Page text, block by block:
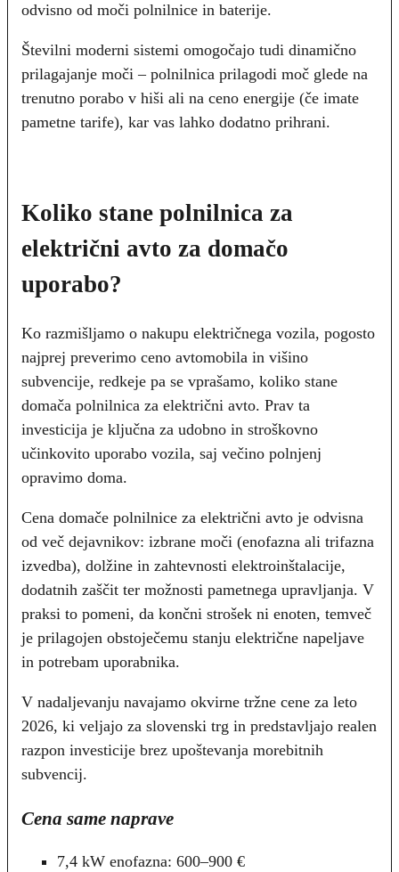
odvisno od moči polnilnice in baterije.
Številni moderni sistemi omogočajo tudi dinamično
prilagajanje moči – polnilnica prilagodi moč glede na
trenutno porabo v hiši ali na ceno energije (če imate
pametne tarife), kar vas lahko dodatno prihrani.
Koliko stane polnilnica za
električni avto za domačo
uporabo?
Ko razmišljamo o nakupu električnega vozila, pogosto
najprej preverimo ceno avtomobila in višino
subvencije, redkeje pa se vprašamo, koliko stane
domača polnilnica za električni avto. Prav ta
investicija je ključna za udobno in stroškovno
učinkovito uporabo vozila, saj večino polnjenj
opravimo doma.
Cena domače polnilnice za električni avto je odvisna
od več dejavnikov: izbrane moči (enofazna ali trifazna
izvedba), dolžine in zahtevnosti elektroinštalacije,
dodatnih zaščit ter možnosti pametnega upravljanja. V
praksi to pomeni, da končni strošek ni enoten, temveč
je prilagojen obstoječemu stanju električne napeljave
in potrebam uporabnika.
V nadaljevanju navajamo okvirne tržne cene za leto
2026, ki veljajo za slovenski trg in predstavljajo realen
razpon investicije brez upoštevanja morebitnih
subvencij.
Cena same naprave
7,4 kW enofazna: 600–900 €